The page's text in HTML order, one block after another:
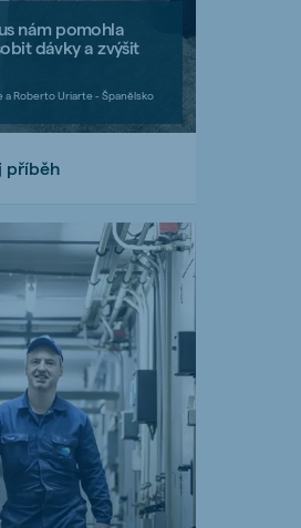
nám pomohla
dávky a zvýšit
a Roberto Uriarte - Španělsko
příběh